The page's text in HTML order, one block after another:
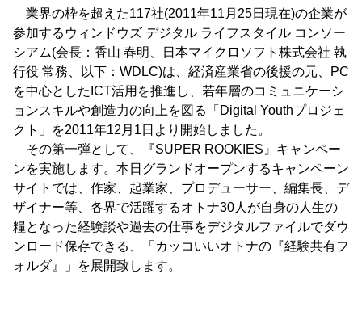
業界の枠を超えた117社(2011年11月25日現在)の企業が
参加するウィンドウズ デジタル ライフスタイル コンソー
シアム(会長：香山 春明、日本マイクロソフト株式会社 執
行役 常務、以下：WDLC)は、経済産業省の後援の元、PC
を中心としたICT活用を推進し、若年層のコミュニケーシ
ョンスキルや創造力の向上を図る「Digital Youthプロジェ
クト」を2011年12月1日より開始しました。
その第一弾として、『SUPER ROOKIES』キャンペー
ンを実施します。本日グランドオープンするキャンペーン
サイトでは、作家、起業家、プロデューサー、編集長、デ
ザイナー等、各界で活躍するオトナ30人が自身の人生の
糧となった経験談や過去の仕事をデジタルファイルでダウ
ンロード保存できる、「カッコいいオトナの『経験共有フ
ォルダ』」を展開致します。